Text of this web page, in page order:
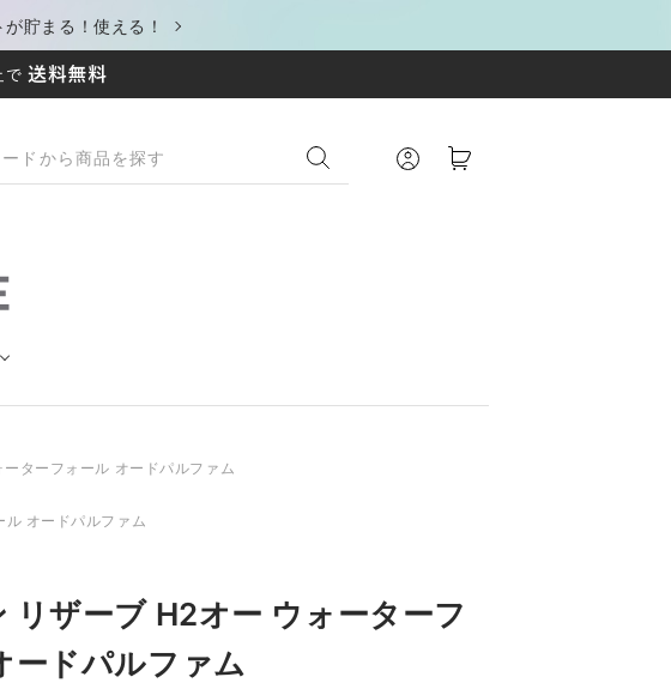
貯まる！使える！
ターフォール オードパルファム
ル オードパルファム
リザーブ H2オー ウォーターフ
ードパルファム